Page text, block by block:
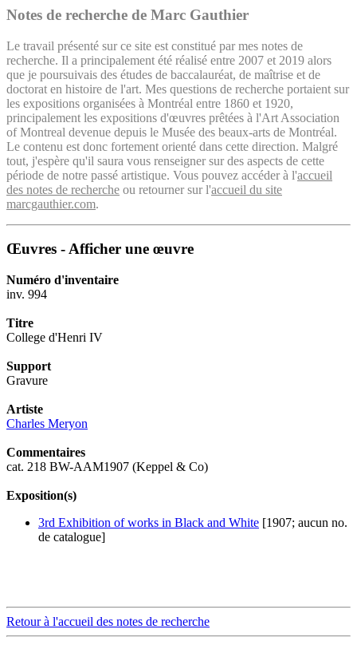
Notes de recherche de Marc Gauthier
Le travail présenté sur ce site est constitué par mes notes de
recherche. Il a principalement été réalisé entre 2007 et 2019 alors
que je poursuivais des études de baccalauréat, de maîtrise et de
doctorat en histoire de l'art. Mes questions de recherche portaient sur
les expositions organisées à Montréal entre 1860 et 1920,
principalement les expositions d'œuvres prêtées à l'Art Association
of Montreal devenue depuis le Musée des beaux-arts de Montréal.
Le contenu est donc fortement orienté dans cette direction. Malgré
tout, j'espère qu'il saura vous renseigner sur des aspects de cette
période de notre passé artistique. Vous pouvez accéder à l'accueil
des notes de recherche ou retourner sur l'accueil du site
marcgauthier.com.
Œuvres - Afficher une œuvre
Numéro d'inventaire
inv. 994
Titre
College d'Henri IV
Support
Gravure
Artiste
Charles Meryon
Commentaires
cat. 218 BW-AAM1907 (Keppel & Co)
Exposition(s)
3rd Exhibition of works in Black and White [1907; aucun no.
de catalogue]
Retour à l'accueil des notes de recherche